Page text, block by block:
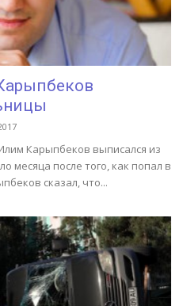
Карыпбеков выписался из
месяца после того, как попал в
сказал, что...